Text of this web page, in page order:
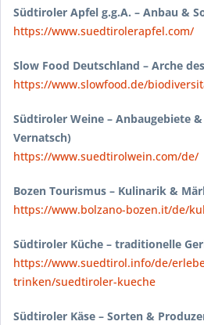
Südtiroler Apfel g.g.A. – Anbau &
https://www.suedtirolerapfel.com/
Slow Food Deutschland – Arche
https://www.slowfood.de/
Südtiroler Weine – Anbaugebiete
Vernatsch)
https://www.suedtirolwein.com/de/
Bozen Tourismus – Kulinarik &
https://www.bolzano-bozen.it/de/
Südtiroler Küche – traditionelle
https://www.suedtirol.info/de/
trinken/suedtiroler-kueche
Südtiroler Käse – Sorten &